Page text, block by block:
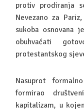
protiv prodiranja
Nevezano za
sukoba osnovana
obuhvaćati
protestantskog
Nasuprot
formirao
kapitalizam, u